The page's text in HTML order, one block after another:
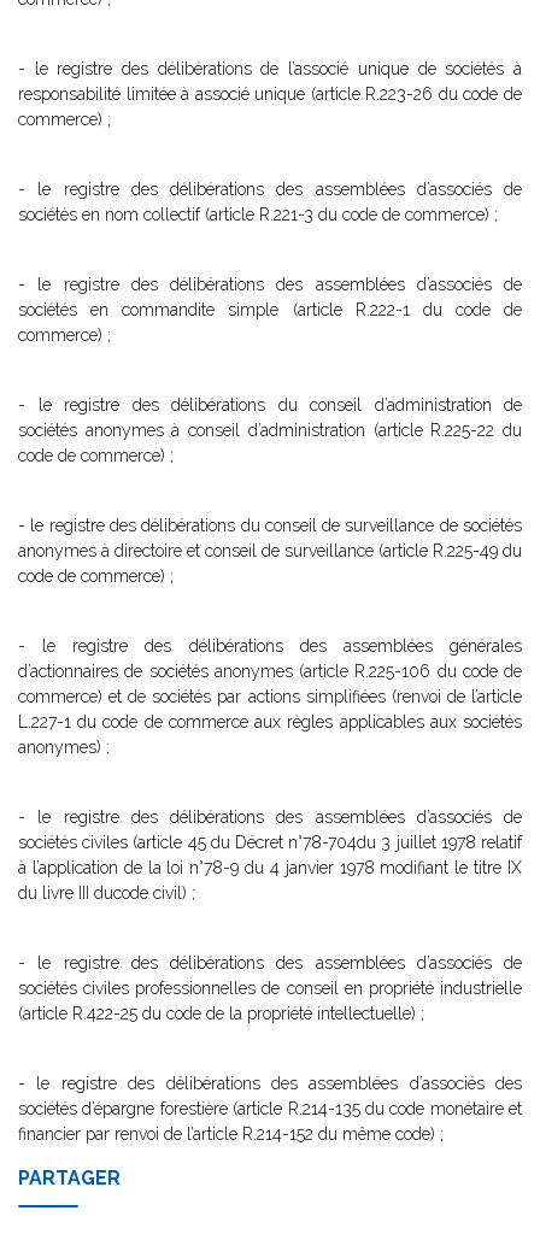
- le registre des délibérations de l’associé unique de sociétés à
responsabilité limitée à associé unique (article R.223-26 du code de
commerce) ;
- le registre des délibérations des assemblées d’associés de
sociétés en nom collectif (article R.221-3 du code de commerce) ;
- le registre des délibérations des assemblées d’associés de
sociétés en commandite simple (article R.222-1 du code de
commerce) ;
- le registre des délibérations du conseil d’administration de
sociétés anonymes à conseil d’administration (article R.225-22 du
code de commerce) ;
- le registre des délibérations du conseil de surveillance de sociétés
anonymes à directoire et conseil de surveillance (article R.225-49 du
code de commerce) ;
- le registre des délibérations des assemblées générales
d’actionnaires de sociétés anonymes (article R.225-106 du code de
commerce) et de sociétés par actions simplifiées (renvoi de l’article
L.227-1 du code de commerce aux règles applicables aux sociétés
anonymes) ;
- le registre des délibérations des assemblées d’associés de
sociétés civiles (article 45 du Décret n°78-704du 3 juillet 1978 relatif
à l’application de la loi n°78-9 du 4 janvier 1978 modifiant le titre IX
du livre III ducode civil) ;
- le registre des délibérations des assemblées d’associés de
sociétés civiles professionnelles de conseil en propriété industrielle
(article R.422-25 du code de la propriété intellectuelle) ;
- le registre des délibérations des assemblées d’associés des
sociétés d’épargne forestière (article R.214-135 du code monétaire et
financier par renvoi de l’article R.214-152 du même code) ;
PARTAGER